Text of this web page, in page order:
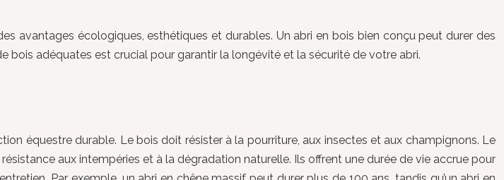
avantages écologiques, esthétiques et durables. Un abri en bois bien conçu peut durer des
bois adéquates est crucial pour garantir la longévité et la sécurité de votre abri.
équestre durable. Le bois doit résister à la pourriture, aux insectes et aux champignons. Le
aux intempéries et à la dégradation naturelle. Ils offrent une durée de vie accrue pour